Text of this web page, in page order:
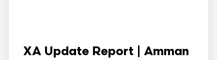
XA Update Report | Amman